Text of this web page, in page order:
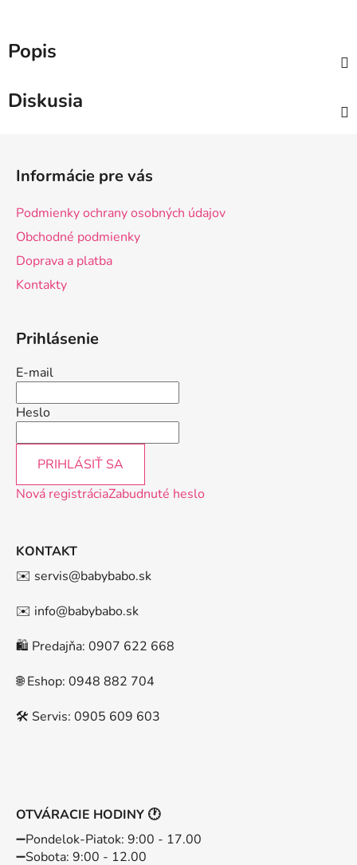
Popis
Diskusia
Informácie pre vás
Podmienky ochrany osobných údajov
Obchodné podmienky
Doprava a platba
Kontakty
Prihlásenie
E-mail
Heslo
PRIHLÁSIŤ SA
Nová registráciaZabudnuté heslo
KONTAKT
✉️ servis@babybabo.sk
✉️ info@babybabo.sk
🛍️ Predajňa: 0907 622 668
🌐 Eshop: 0948 882 704
🛠️ Servis: 0905 609 603
OTVÁRACIE HODINY 🕐
➖️Pondelok-Piatok: 9:00 - 17.00
➖️Sobota: 9:00 - 12.00